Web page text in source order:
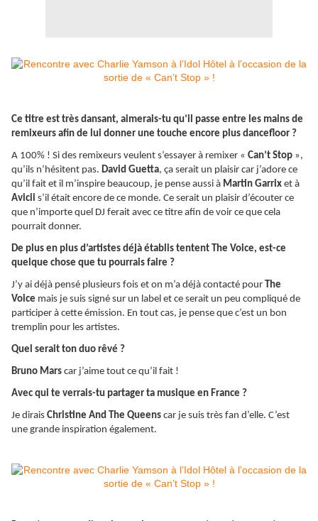
Ce titre est très dansant, aimerais-tu qu’il passe entre les mains de
remixeurs afin de lui donner une touche encore plus dancefloor ?
A 100% ! Si des remixeurs veulent s’essayer à remixer « Can’t Stop »,
qu’ils n’hésitent pas. David Guetta, ça serait un plaisir car j’adore ce
qu’il fait et il m’inspire beaucoup, je pense aussi à Martin Garrix et à
Avicii s’il était encore de ce monde. Ce serait un plaisir d’écouter ce
que n’importe quel DJ ferait avec ce titre afin de voir ce que cela
pourrait donner.
De plus en plus d’artistes déjà établis tentent The Voice, est-ce
quelque chose que tu pourrais faire ?
J’y ai déjà pensé plusieurs fois et on m’a déjà contacté pour The
Voice mais je suis signé sur un label et ce serait un peu compliqué de
participer à cette émission. En tout cas, je pense que c’est un bon
tremplin pour les artistes.
Quel serait ton duo rêvé ?
Bruno Mars car j’aime tout ce qu’il fait !
Avec qui te verrais-tu partager ta musique en France ?
Je dirais Christine And The Queens car je suis très fan d’elle. C’est
une grande inspiration également.